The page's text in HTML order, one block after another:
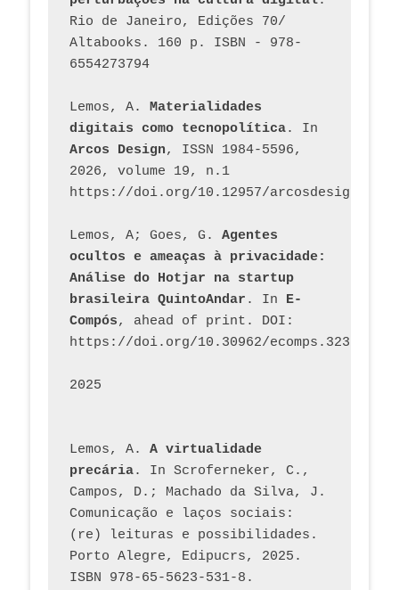
Rio de Janeiro, Edições 70/
Altabooks. 160 p. ISBN - 978-
6554273794
Lemos, A. Materialidades
digitais como tecnopolítica
Arcos Design, ISSN 1984-5596,
2026, volume 19, n.1
https://doi.org/10.12957/
Lemos, A; Goes, G. Agentes
ocultos e ameaças à privacidade:
Análise do Hotjar na startup
brasileira QuintoAndar . In E-
Compós, ahead of print. DOI:
https://doi.org/10.30962/ecomps.3231
2025
Lemos, A. A virtualidade
precária. In Scroferneker, C.,
Campos, D.; Machado da Silva, J.
Comunicação e laços sociais:
(re) leituras e possibilidades.
Porto Alegre, Edipucrs, 2025.
ISBN 978-65-5623-531-8.